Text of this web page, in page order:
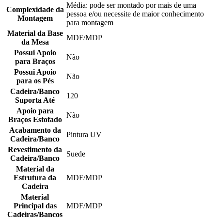
Complexidade da
Montagem
Média: pode ser montado por mais de uma
pessoa e/ou necessite de maior conhecimento
para montagem
Material da Base
da Mesa
MDF/MDP
Possui Apoio
para Braços
Não
Possui Apoio
para os Pés
Não
Cadeira/Banco
Suporta Até
120
Apoio para
Braços Estofado
Não
Acabamento da
Cadeira/Banco
Pintura UV
Revestimento da
Cadeira/Banco
Suede
Material da
Estrutura da
Cadeira
MDF/MDP
Material
Principal das
Cadeiras/Bancos
MDF/MDP